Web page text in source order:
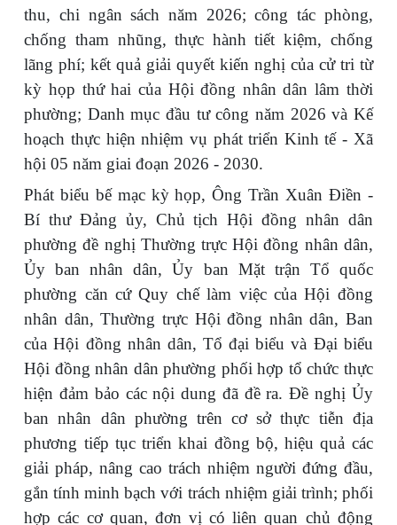
thu, chi ngân sách năm 2026; công tác phòng,
chống tham nhũng, thực hành tiết kiệm, chống
lãng phí; kết quả giải quyết kiến nghị của cử tri từ
kỳ họp thứ hai của Hội đồng nhân dân lâm thời
phường; Danh mục đầu tư công năm 2026 và Kế
hoạch thực hiện nhiệm vụ phát triển Kinh tế - Xã
hội 05 năm giai đoạn 2026 - 2030.
Phát biểu bế mạc kỳ họp, Ông Trần Xuân Điền -
Bí thư Đảng ủy, Chủ tịch Hội đồng nhân dân
phường đề nghị Thường trực Hội đồng nhân dân,
Ủy ban nhân dân, Ủy ban Mặt trận Tổ quốc
phường căn cứ Quy chế làm việc của Hội đồng
nhân dân, Thường trực Hội đồng nhân dân, Ban
của Hội đồng nhân dân, Tổ đại biểu và Đại biểu
Hội đồng nhân dân phường phối hợp tổ chức thực
hiện đảm bảo các nội dung đã đề ra. Đề nghị Ủy
ban nhân dân phường trên cơ sở thực tiễn địa
phương tiếp tục triển khai đồng bộ, hiệu quả các
giải pháp, nâng cao trách nhiệm người đứng đầu,
gắn tính minh bạch với trách nhiệm giải trình; phối
hợp các cơ quan, đơn vị có liên quan chủ động